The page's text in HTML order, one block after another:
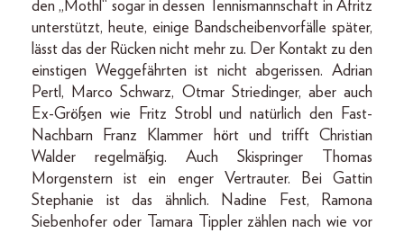
den „Mothl“ sogar in dessen Tennismannschaft in Afritz
unterstützt, heute, einige Bandscheibenvorfälle später,
lässt das der Rücken nicht mehr zu. Der Kontakt zu den
einstigen Weggefährten ist nicht abgerissen. Adrian
Pertl, Marco Schwarz, Otmar Striedinger, aber auch
Ex-Größen wie Fritz Strobl und natürlich den Fast-
Nachbarn Franz Klammer hört und trifft Christian
Walder regelmäßig. Auch Skispringer Thomas
Morgenstern ist ein enger Vertrauter. Bei Gattin
Stephanie ist das ähnlich. Nadine Fest, Ramona
Siebenhofer oder Tamara Tippler zählen nach wie vor